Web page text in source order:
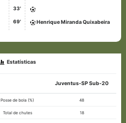
33'
69' Henrique Miranda Quixabeira
Estatísticas
Juventus-SP Sub-20
Posse de bola (%) 48
Total de chutes 18